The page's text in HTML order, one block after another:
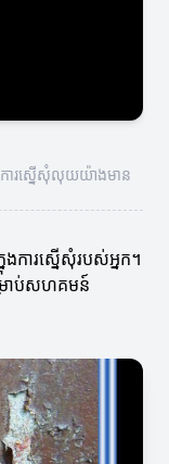
ារស្នើសុំលុយយ៉ាងមាន
ងការស្នើសុំរបស់អ្នក។
រាប់សហគមន៍